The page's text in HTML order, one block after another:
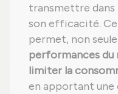
transmettre
son efficacité.
permet, non
performances du
limiter la
en apportant une